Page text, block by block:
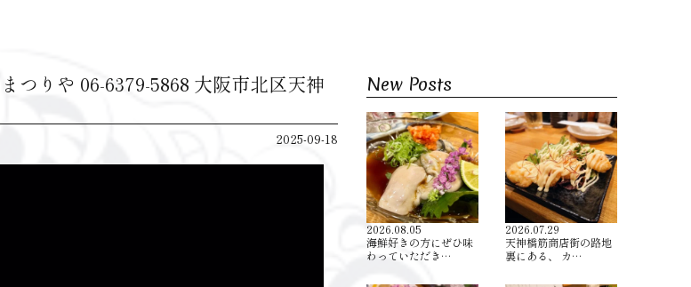
りや 06-6379-5868 大阪市北区天神
2025-09-18
New Posts
2026.08.05
海鮮好きの方にぜひ味
わっていただき…
2026.07.29
天神橋筋商店街の路地
裏にある、 カ…